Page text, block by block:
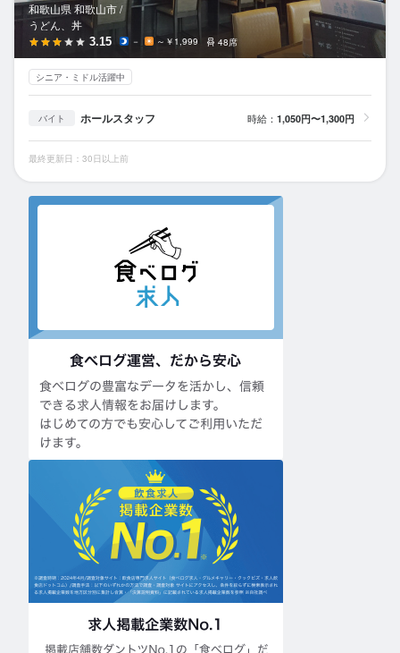
和歌山県 和歌山市 /
うどん、丼
3.15 － ～￥1,999 48席
シニア・ミドル活躍中
バイト ホールスタッフ 時給： 1,050円〜1,300円
最終更新日：30日以上前